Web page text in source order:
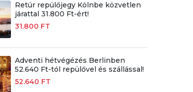
Retúr repülőjegy Kölnbe közvetlen
járattal 31.800 Ft-ért!
31.800 FT
Adventi hétvégézés Berlinben
52.640 Ft-tól repülővel és szállással!
52.640 FT